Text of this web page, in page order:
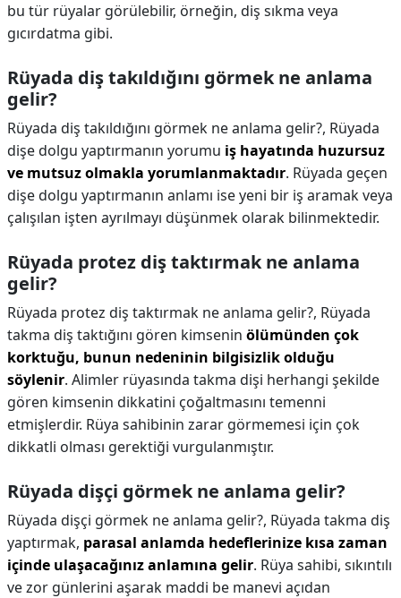
bu tür rüyalar görülebilir, örneğin, diş sıkma veya
gıcırdatma gibi.
Rüyada diş takıldığını görmek ne anlama
gelir?
Rüyada diş takıldığını görmek ne anlama gelir?, Rüyada
dişe dolgu yaptırmanın yorumu iş hayatında huzursuz
ve mutsuz olmakla yorumlanmaktadır. Rüyada geçen
dişe dolgu yaptırmanın anlamı ise yeni bir iş aramak veya
çalışılan işten ayrılmayı düşünmek olarak bilinmektedir.
Rüyada protez diş taktırmak ne anlama
gelir?
Rüyada protez diş taktırmak ne anlama gelir?, Rüyada
takma diş taktığını gören kimsenin ölümünden çok
korktuğu, bunun nedeninin bilgisizlik olduğu
söylenir. Alimler rüyasında takma dişi herhangi şekilde
gören kimsenin dikkatini çoğaltmasını temenni
etmişlerdir. Rüya sahibinin zarar görmemesi için çok
dikkatli olması gerektiği vurgulanmıştır.
Rüyada dişçi görmek ne anlama gelir?
Rüyada dişçi görmek ne anlama gelir?, Rüyada takma diş
yaptırmak, parasal anlamda hedeflerinize kısa zaman
içinde ulaşacağınız anlamına gelir. Rüya sahibi, sıkıntılı
ve zor günlerini aşarak maddi be manevi açıdan